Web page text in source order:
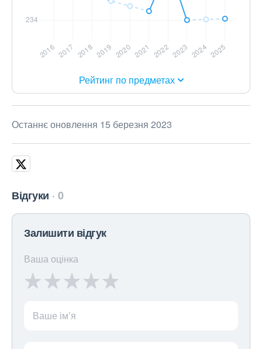
Рейтинг по предметах
Останнє оновлення 15 березня 2023
Відгуки 0
Залишити відгук
Ваша оцінка
Ваше ім’я